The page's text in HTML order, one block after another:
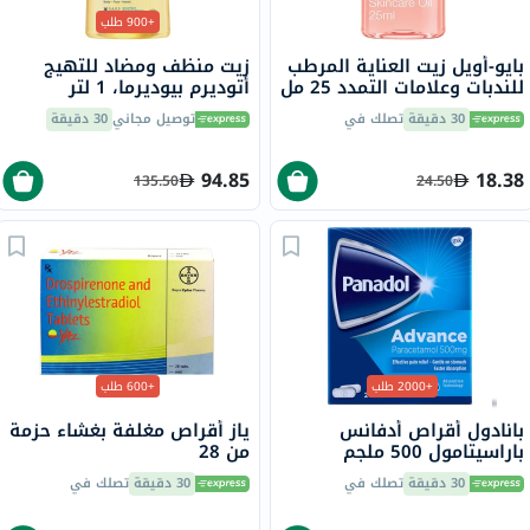
بايو-أويل زيت العناية المرطب
للندبات وعلامات التمدد 25 مل
30 دقيقة تصلك في
18.38
24.50
+900 طلب
زيت منظف ومضاد للتهيج
أتوديرم بيوديرما، 1 لتر
توصيل مجاني30 دقيقة
94.85
135.50
+2000 طلب
بانادول أقراص أدفانس
باراسيتامول 500 ملجم
قرص 30 دقيقة تصلك في
+600 طلب
ياز أقراص مغلفة بغشاء حزمة
من 28
30 دقيقة تصلك في